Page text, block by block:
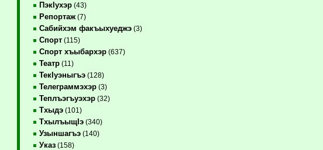
ПэкIухэр(43)
Репортаж(7)
Сабийхэм факъыхуеджэ(3)
Спорт(115)
Спорт хъыбархэр(637)
Театр(11)
ТекIуэныгъэ(128)
Телеграммэхэр(3)
Теплъэгъуэхэр(32)
Тхыдэ(101)
ТхылъыщIэ(340)
Узыншагъэ(140)
Указ(158)